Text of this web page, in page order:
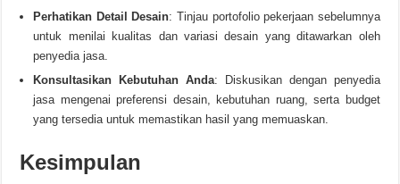
Perhatikan Detail Desain: Tinjau portofolio pekerjaan sebelumnya
untuk menilai kualitas dan variasi desain yang ditawarkan oleh
penyedia jasa.
Konsultasikan Kebutuhan Anda: Diskusikan dengan penyedia
jasa mengenai preferensi desain, kebutuhan ruang, serta budget
yang tersedia untuk memastikan hasil yang memuaskan.
Kesimpulan